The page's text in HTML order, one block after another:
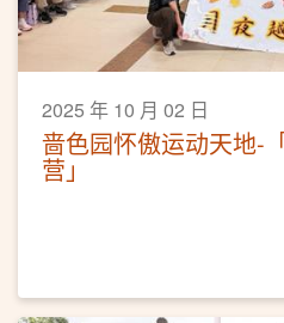
2025 年 10 月 02 日
啬色园怀傲运动天地-
营」